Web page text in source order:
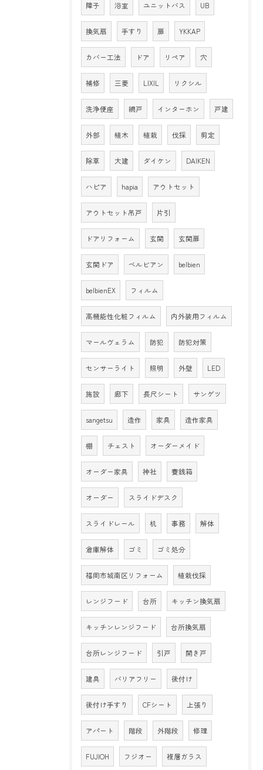
障子 浴室 ユニットバス UB
換気扇 手すり 扉 YKKAP
カバー工法 ドア リペア 穴
補修 三菱 LIXIL リクシル
洗浄便座 網戸 インターホン 戸建
外部 植木 植栽 伐採 剪定
除草 大建 ダイケン DAIKEN
ハピア hapia アウトセット
アウトセット吊戸 片引
ドアリフォーム 玄関 玄関扉
玄関ドア ベルビアン belbien
belbienEX フィルム
高機能性化粧フィルム 内外装用フィルム
マールヴェラム 防犯 防犯対策
センサーライト 照明 外壁 LED
施設 廊下 長尺シート サンゲツ
sangetsu 造作 家具 造作家具
棚 チェスト オーダーメイド
オーダー家具 神社 賽銭箱
オーダー スライドデスク
スライドレール 机 事務 解体
倉庫解体 ゴミ ゴミ処分
福岡市城南区リフォーム 植栽伐採
レンジフード 台所 キッチン換気扇
キッチンレンジフード 台所換気扇
台所レンジフード 引戸 開き戸
建具 バリアフリー 後付け
後付け手すり CFシート 上張り
アパート 階段 外階段 修理
FUJIOH フジオー 複層ガラス